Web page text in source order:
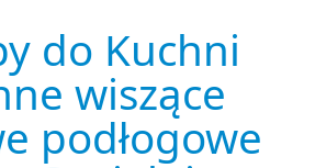
do Kuchni
wiszące
podłogowe